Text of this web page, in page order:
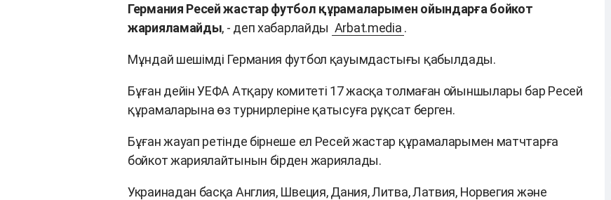
Германия Ресей жастар футбол құрамаларымен ойындарға бойкот
жарияламайды, - деп хабарлайды Arbat.media .
Мұндай шешімді Германия футбол қауымдастығы қабылдады.
Бұған дейін УЕФА Атқару комитеті 17 жасқа толмаған ойыншылары бар Ресей
құрамаларына өз турнирлеріне қатысуға рұқсат берген.
Бұған жауап ретінде бірнеше ел Ресей жастар құрамаларымен матчтарға
бойкот жариялайтынын бірден жариялады.
Украинадан басқа Англия, Швеция, Дания, Литва, Латвия, Норвегия және